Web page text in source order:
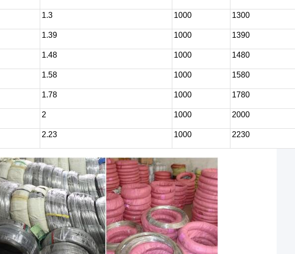
1.3 1000 1300
1.39 1000 1390
1.48 1000 1480
1.58 1000 1580
1.78 1000 1780
2 1000 2000
2.23 1000 2230